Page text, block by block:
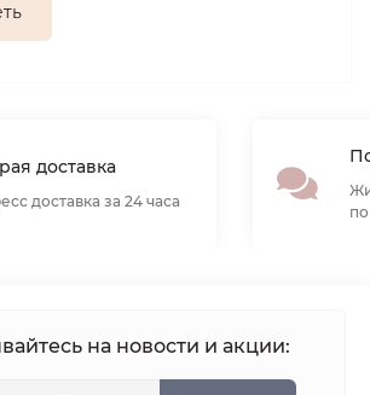
доставка
доставка за 24 часа
на новости и акции: